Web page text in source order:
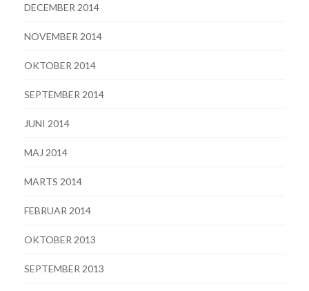
DECEMBER 2014
NOVEMBER 2014
OKTOBER 2014
SEPTEMBER 2014
JUNI 2014
MAJ 2014
MARTS 2014
FEBRUAR 2014
OKTOBER 2013
SEPTEMBER 2013